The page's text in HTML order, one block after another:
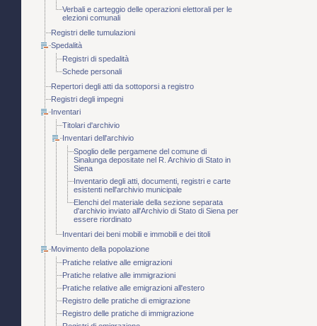
Verbali e carteggio delle operazioni elettorali per le
elezioni comunali
Registri delle tumulazioni
Spedalità
Registri di spedalità
Schede personali
Repertori degli atti da sottoporsi a registro
Registri degli impegni
Inventari
Titolari d'archivio
Inventari dell'archivio
Spoglio delle pergamene del comune di
Sinalunga depositate nel R. Archivio di Stato in
Siena
Inventario degli atti, documenti, registri e carte
esistenti nell'archivio municipale
Elenchi del materiale della sezione separata
d'archivio inviato all'Archivio di Stato di Siena per
essere riordinato
Inventari dei beni mobili e immobili e dei titoli
Movimento della popolazione
Pratiche relative alle emigrazioni
Pratiche relative alle immigrazioni
Pratiche relative alle emigrazioni all'estero
Registro delle pratiche di emigrazione
Registro delle pratiche di immigrazione